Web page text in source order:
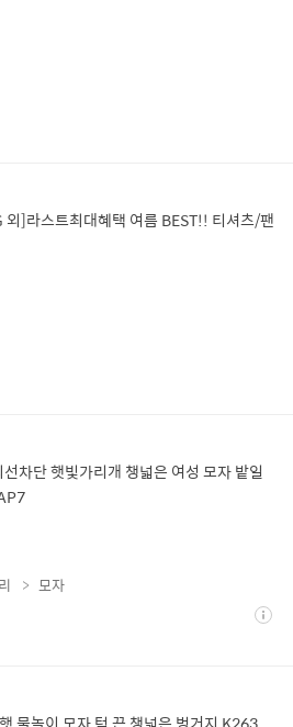
]라스트최대혜택 여름 BEST!! 티셔츠/팬
차단 햇빛가리개 챙넓은 여성 모자 밭일
상
모자